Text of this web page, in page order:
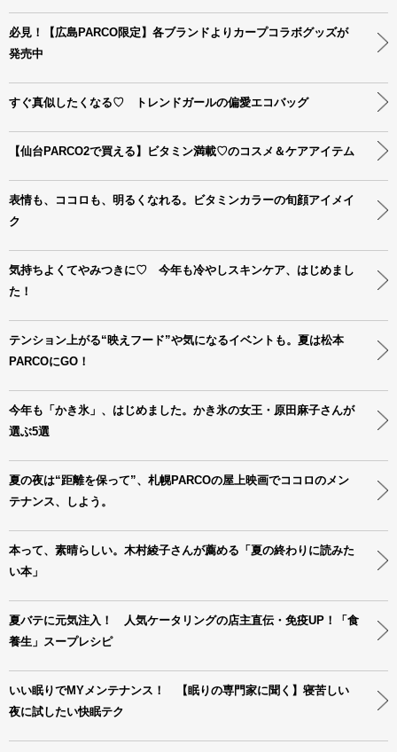
必見！【広島PARCO限定】各ブランドよりカープコラボグッズが
発売中
すぐ真似したくなる♡ トレンドガールの偏愛エコバッグ
【仙台PARCO2で買える】ビタミン満載♡のコスメ＆ケアアイテム
表情も、ココロも、明るくなれる。ビタミンカラーの旬顔アイメイ
ク
気持ちよくてやみつきに♡ 今年も冷やしスキンケア、はじめまし
た！
テンション上がる“映えフード”や気になるイベントも。夏は松本
PARCOにGO！
今年も「かき氷」、はじめました。かき氷の女王・原田麻子さんが
選ぶ5選
夏の夜は“距離を保って”、札幌PARCOの屋上映画でココロのメン
テナンス、しよう。
本って、素晴らしい。木村綾子さんが薦める「夏の終わりに読みた
い本」
夏バテに元気注入！ 人気ケータリングの店主直伝・免疫UP！「食
養生」スープレシピ
いい眠りでMYメンテナンス！ 【眠りの専門家に聞く】寝苦しい
夜に試したい快眠テク